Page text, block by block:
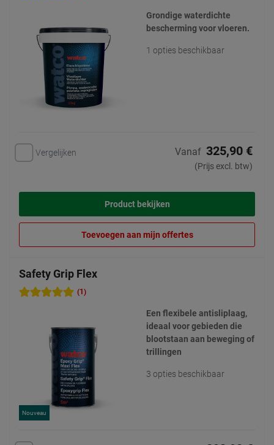
Grondige waterdichte
bescherming voor vloeren.
1 opties beschikbaar
Vergelijken Vanaf 325,90 €
(Prijs excl. btw)
Product bekijken
Toevoegen aan mijn offertes
Safety Grip Flex
(1)
Nouveau
Een flexibele antisliplaag,
ideaal voor gebieden die
blootstaan aan beweging of
trillingen
3 opties beschikbaar